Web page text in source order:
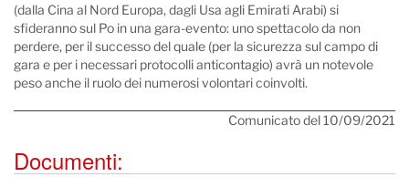
(dalla Cina al Nord Europa, dagli Usa agli Emirati Arabi) si
sfideranno sul Po in una gara-evento: uno spettacolo da non
perdere, per il successo del quale (per la sicurezza sul campo di
gara e per i necessari protocolli anticontagio) avrà un notevole
peso anche il ruolo dei numerosi volontari coinvolti.
Comunicato del 10/09/2021
Documenti: